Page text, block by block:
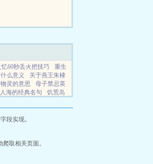
离，与...
60秒丢火把技巧
重生
么意义
关于燕王朱棣
物灵的意思
母子禁忌英
海的经典名句
饥荒岛
者电影免费观看
回到
幽梦书屋
段实现。
取相关页面。